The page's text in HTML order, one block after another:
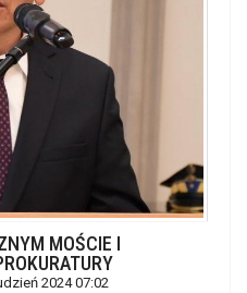
MOŚCIE I
2024 07:02